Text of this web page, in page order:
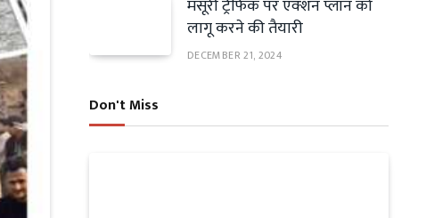
मसूरी ट्रैफिक पर एक्शन प्लान को
लागू करने की तैयारी
DECEMBER 21, 2024
Don't Miss